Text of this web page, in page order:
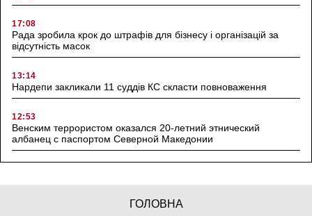
17:08
Рада зробила крок до штрафів для бізнесу і організацій за
відсутність масок
13:14
Нардепи закликали 11 суддів КС скласти повноваження
12:53
Венским террористом оказался 20-летний этнический
албанец с паспортом Северной Македонии
ГОЛОВНА